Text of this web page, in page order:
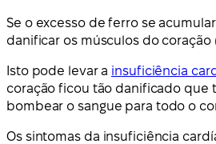
Se o excesso de ferro se
danificar os músculos do coração
Isto pode levar a insuficiência
coração ficou tão danificado que
bombear o sangue para todo o
Os sintomas da insuficiência